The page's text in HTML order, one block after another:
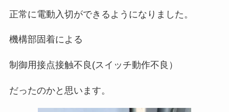
正常に電動入切ができるようになりました。
機構部固着による
制御用接点接触不良(スイッチ動作不良）
だったのかと思います。